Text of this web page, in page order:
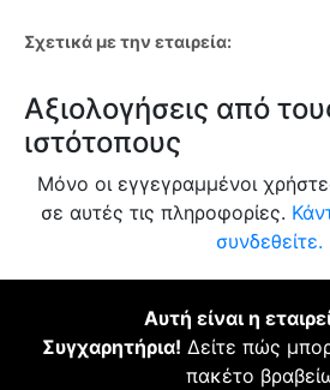
Σχετικά με την εταιρεία:
Αξιολογήσεις από
ιστότοπους
Μόνο οι εγγεγραμμένοι
σε αυτές τις πληροφορίες.
συνδεθείτε.
Αυτή είναι η
Συγχαρητήρια! Δείτε πώς
πακέτο